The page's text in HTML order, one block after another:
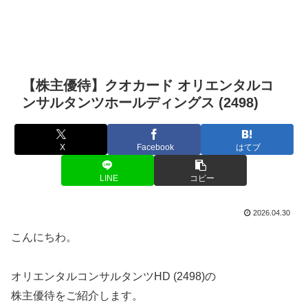
【株主優待】クオカード オリエンタルコ
ンサルタンツホールディングス (2498)
X Facebook はてブ
LINE コピー
2026.04.30
こんにちわ。
オリエンタルコンサルタンツHD (2498)の
株主優待をご紹介します。